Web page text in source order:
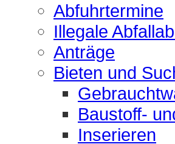
Abfuhrtermine
Illegale
Anträge
Bieten und
Baustoff-
Inserieren